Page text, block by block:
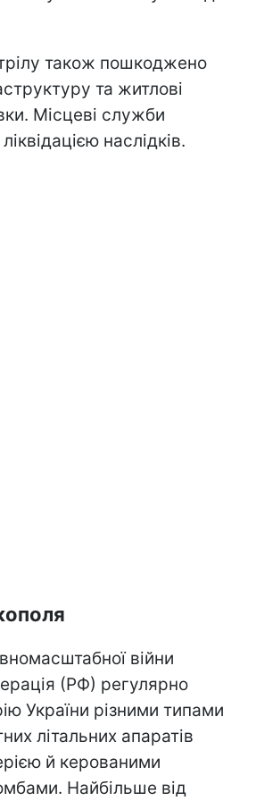
також пошкоджено
та житлові
Місцеві служби
наслідків.
війни
(РФ) регулярно
України різними типами
літальних апаратів
й керованими
Найбільше від